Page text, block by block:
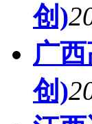
创)
广
创)